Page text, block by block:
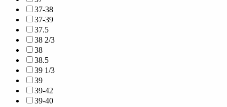
37-38
37-39
37.5
38 2/3
38
38.5
39 1/3
39
39-42
39-40